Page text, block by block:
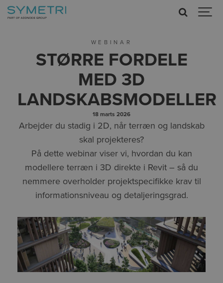
WEBINAR
STØRRE FORDELE
MED 3D
LANDSKABSMODELLER
18 marts 2026
Arbejder du stadig i 2D, når terræn og landskab
skal projekteres?
På dette webinar viser vi, hvordan du kan
modellere terræn i 3D direkte i Revit – så du
nemmere overholder projektspecifikke krav til
informationsniveau og detaljeringsgrad.